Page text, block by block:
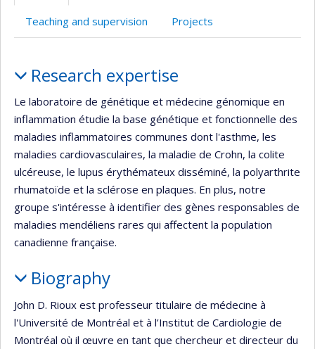
Teaching and supervision Projects
Research expertise
Le laboratoire de génétique et médecine génomique en
inflammation étudie la base génétique et fonctionnelle des
maladies inflammatoires communes dont l'asthme, les
maladies cardiovasculaires, la maladie de Crohn, la colite
ulcéreuse, le lupus érythémateux disséminé, la polyarthrite
rhumatoïde et la sclérose en plaques. En plus, notre
groupe s'intéresse à identifier des gènes responsables de
maladies mendéliens rares qui affectent la population
canadienne française.
Biography
John D. Rioux est professeur titulaire de médecine à
l'Université de Montréal et à l’Institut de Cardiologie de
Montréal où il œuvre en tant que chercheur et directeur du